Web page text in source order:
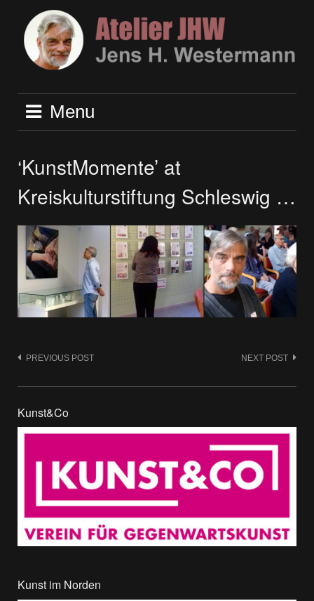
content
Menu
‘KunstMomente’ at
Kreiskulturstiftung Schleswig …
Post
PREVIOUS POST NEXT POST
Kunst&Co
Kunst im Norden